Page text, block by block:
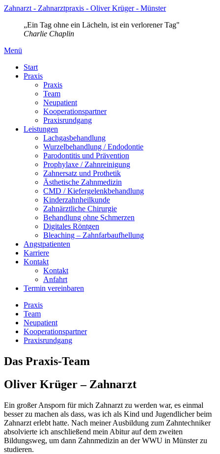
Zahnarzt - Zahnarztpraxis - Oliver Krüger - Münster
„Ein Tag ohne ein Lächeln, ist ein verlorener Tag"
Charlie Chaplin
Menü
Start
Praxis
Praxis
Team
Neupatient
Kooperationspartner
Praxisrundgang
Leistungen
Lachgasbehandlung
Wurzelbehandlung / Endodontie
Parodontitis und Prävention
Prophylaxe / Zahnreinigung
Zahnersatz und Prothetik
Ästhetische Zahnmedizin
CMD / Kiefergelenkbehandlung
Kinderzahnheilkunde
Zahnärztliche Chirurgie
Behandlung ohne Schmerzen
Digitales Röntgen
Bleaching – Zahnfarbaufhellung
Angstpatienten
Karriere
Kontakt
Kontakt
Anfahrt
Termin vereinbaren
Praxis
Team
Neupatient
Kooperationspartner
Praxisrundgang
Das Praxis-Team
Oliver Krüger – Zahnarzt
Ein großer Ansporn für mich Zahnarzt zu werden war, es einmal
besser zu machen als dass, was ich als Kind und Jugendlicher beim
Zahnarzt erlebt hatte. Nach meiner Ausbildung zum Zahntechniker
absolvierte ich anschließend mein Abitur auf dem zweiten
Bildungsweg, um dann Zahnmedizin an der WWU in Münster zu
studieren.